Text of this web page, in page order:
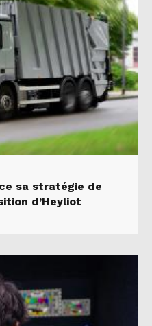
sa stratégie de
d’Heyliot